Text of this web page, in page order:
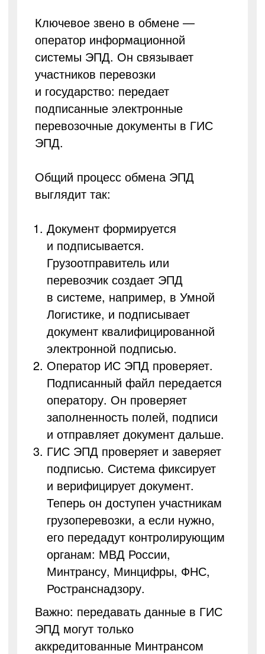
Ключевое звено в обмене —
оператор информационной
системы ЭПД. Он связывает
участников перевозки
и государство: передает
подписанные электронные
перевозочные документы в ГИС
ЭПД.
Общий процесс обмена ЭПД
выглядит так:
Документ формируется
и подписывается.
Грузоотправитель или
перевозчик создает ЭПД
в системе, например, в Умной
Логистике, и подписывает
документ квалифицированной
электронной подписью.
Оператор ИС ЭПД проверяет.
Подписанный файл передается
оператору. Он проверяет
заполненность полей, подписи
и отправляет документ дальше.
ГИС ЭПД проверяет и заверяет
подписью. Система фиксирует
и верифицирует документ.
Теперь он доступен участникам
грузоперевозки, а если нужно,
его передадут контролирующим
органам: МВД России,
Минтрансу, Минцифры, ФНС,
Ространснадзору.
Важно: передавать данные в ГИС
ЭПД могут только
аккредитованные Минтрансом